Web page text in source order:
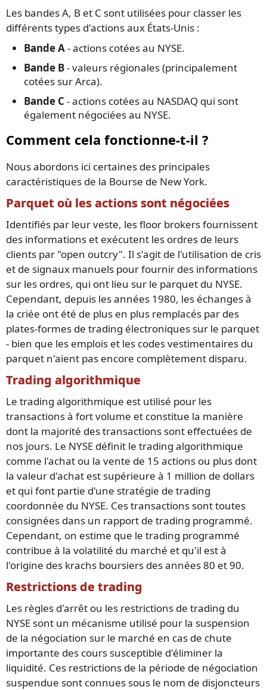
Les bandes A, B et C sont utilisées pour classer les
différents types d'actions aux États-Unis :
Bande A- actions cotées au NYSE.
Bande B- valeurs régionales (principalement
cotées sur Arca).
Bande C - actions cotées au NASDAQ qui sont
également négociées au NYSE.
Comment cela fonctionne-t-il ?
Nous abordons ici certaines des principales
caractéristiques de la Bourse de New York.
Parquet où les actions sont négociées
Identifiés par leur veste, les floor brokers fournissent
des informations et exécutent les ordres de leurs
clients par "open outcry". Il s'agit de l'utilisation de cris
et de signaux manuels pour fournir des informations
sur les ordres, qui ont lieu sur le parquet du NYSE.
Cependant, depuis les années 1980, les échanges à
la criée ont été de plus en plus remplacés par des
plates-formes de trading électroniques sur le parquet
- bien que les emplois et les codes vestimentaires du
parquet n'aient pas encore complètement disparu.
Trading algorithmique
Le trading algorithmique est utilisé pour les
transactions à fort volume et constitue la manière
dont la majorité des transactions sont effectuées de
nos jours. Le NYSE définit le trading algorithmique
comme l'achat ou la vente de 15 actions ou plus dont
la valeur d'achat est supérieure à 1 million de dollars
et qui font partie d'une stratégie de trading
coordonnée du NYSE. Ces transactions sont toutes
consignées dans un rapport de trading programmé.
Cependant, on estime que le trading programmé
contribue à la volatilité du marché et qu'il est à
l'origine des krachs boursiers des années 80 et 90.
Restrictions de trading
Les règles d'arrêt ou les restrictions de trading du
NYSE sont un mécanisme utilisé pour la suspension
de la négociation sur le marché en cas de chute
importante des cours susceptible d'éliminer la
liquidité. Ces restrictions de la période de négociation
suspendue sont connues sous le nom de disjoncteurs